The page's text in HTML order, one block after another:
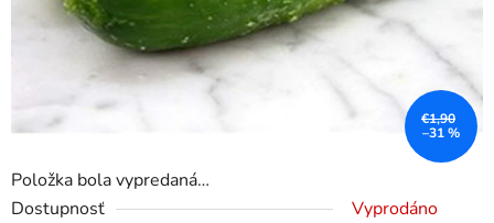
Položka bola vypredaná…
Dostupnosť
Vyprodáno
€1,90
–31 %